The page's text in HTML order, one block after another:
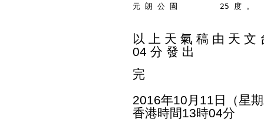
元 朗 公 園         25 度 。
以 上 天 氣 稿 由 天 文
04 分 發 出
完
2016年10月11日（星
香港時間13時04分